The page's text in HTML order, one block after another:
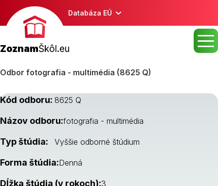
Databáza EÚ
ZoznamŠkôl.eu
Odbor fotografia - multimédia (8625 Q)
Kód odboru: 8625 Q
Názov odboru:fotografia - multimédia
Typ štúdia: Vyššie odborné štúdium
Forma štúdia:Denná
Dĺžka štúdia (v rokoch):3